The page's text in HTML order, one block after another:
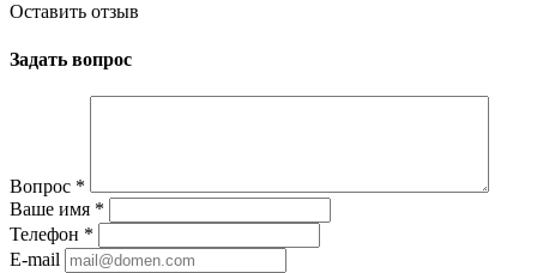
Оставить отзыв
Задать вопрос
Вопрос *
Ваше имя *
Телефон *
E-mail